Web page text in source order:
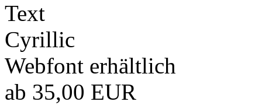
Text
Cyrillic
Webfont erhältlich
ab 35,00 EUR